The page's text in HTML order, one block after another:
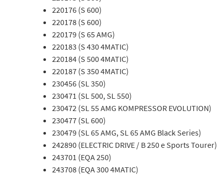
220176 (S 600)
220178 (S 600)
220179 (S 65 AMG)
220183 (S 430 4MATIC)
220184 (S 500 4MATIC)
220187 (S 350 4MATIC)
230456 (SL 350)
230471 (SL 500, SL 550)
230472 (SL 55 AMG KOMPRESSOR EVOLUTION)
230477 (SL 600)
230479 (SL 65 AMG, SL 65 AMG Black Series)
242890 (ELECTRIC DRIVE / B 250 e Sports Tourer)
243701 (EQA 250)
243708 (EQA 300 4MATIC)